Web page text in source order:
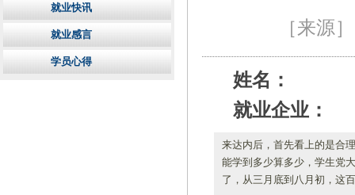
［来源
姓名：
就业企业：
来达内后，首先看上的是合
能学到多少算多少，学生党
了，从三月底到八月初，这
就业快讯
就业感言
学员心得